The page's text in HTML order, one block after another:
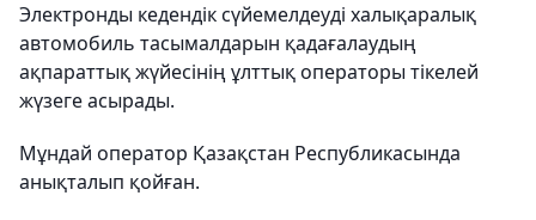
Электронды кедендік сүйемелдеуді халықаралық
автомобиль тасымалдарын қадағалаудың
ақпараттық жүйесінің ұлттық операторы тікелей
жүзеге асырады.
Мұндай оператор Қазақстан Республикасында
анықталып қойған.